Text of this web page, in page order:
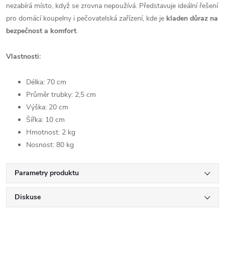
nezabírá místo, když se zrovna nepoužívá. Představuje ideální řešení
pro domácí koupelny i pečovatelská zařízení, kde je kladen důraz na
bezpečnost a komfort.
Vlastnosti:
Délka: 70 cm
Průměr trubky: 2,5 cm
Výška: 20 cm
Šířka: 10 cm
Hmotnost: 2 kg
Nosnost: 80 kg
Parametry produktu
Diskuse